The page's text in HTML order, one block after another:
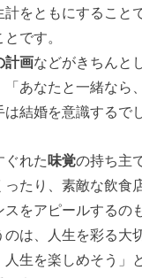
計をともにすること
です。
計画などがきちんと
あなたと一緒なら
結婚を意識するで
ぐれた味覚の持ち主
ったり、素敵な飲食
をアピールするの
は、人生を彩る大
人生を楽しめそう」